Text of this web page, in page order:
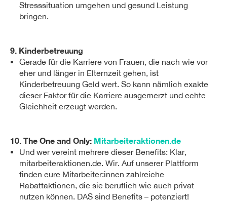
Stresssituation umgehen und gesund Leistung
bringen.
9. Kinderbetreuung
Gerade für die Karriere von Frauen, die nach wie vor
eher und länger in Elternzeit gehen, ist
Kinderbetreuung Geld wert. So kann nämlich exakte
dieser Faktor für die Karriere ausgemerzt und echte
Gleichheit erzeugt werden.
10. The One and Only: Mitarbeiteraktionen.de
Und wer vereint mehrere dieser Benefits: Klar,
mitarbeiteraktionen.de. Wir. Auf unserer Plattform
finden eure Mitarbeiter:innen zahlreiche
Rabattaktionen, die sie beruflich wie auch privat
nutzen können. DAS sind Benefits – potenziert!